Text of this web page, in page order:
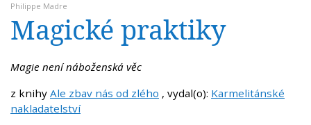
Philippe Madre
Magické praktiky
Magie není náboženská věc
z knihy Ale zbav nás od zlého , vydal(o): Karmelitánské
nakladatelství